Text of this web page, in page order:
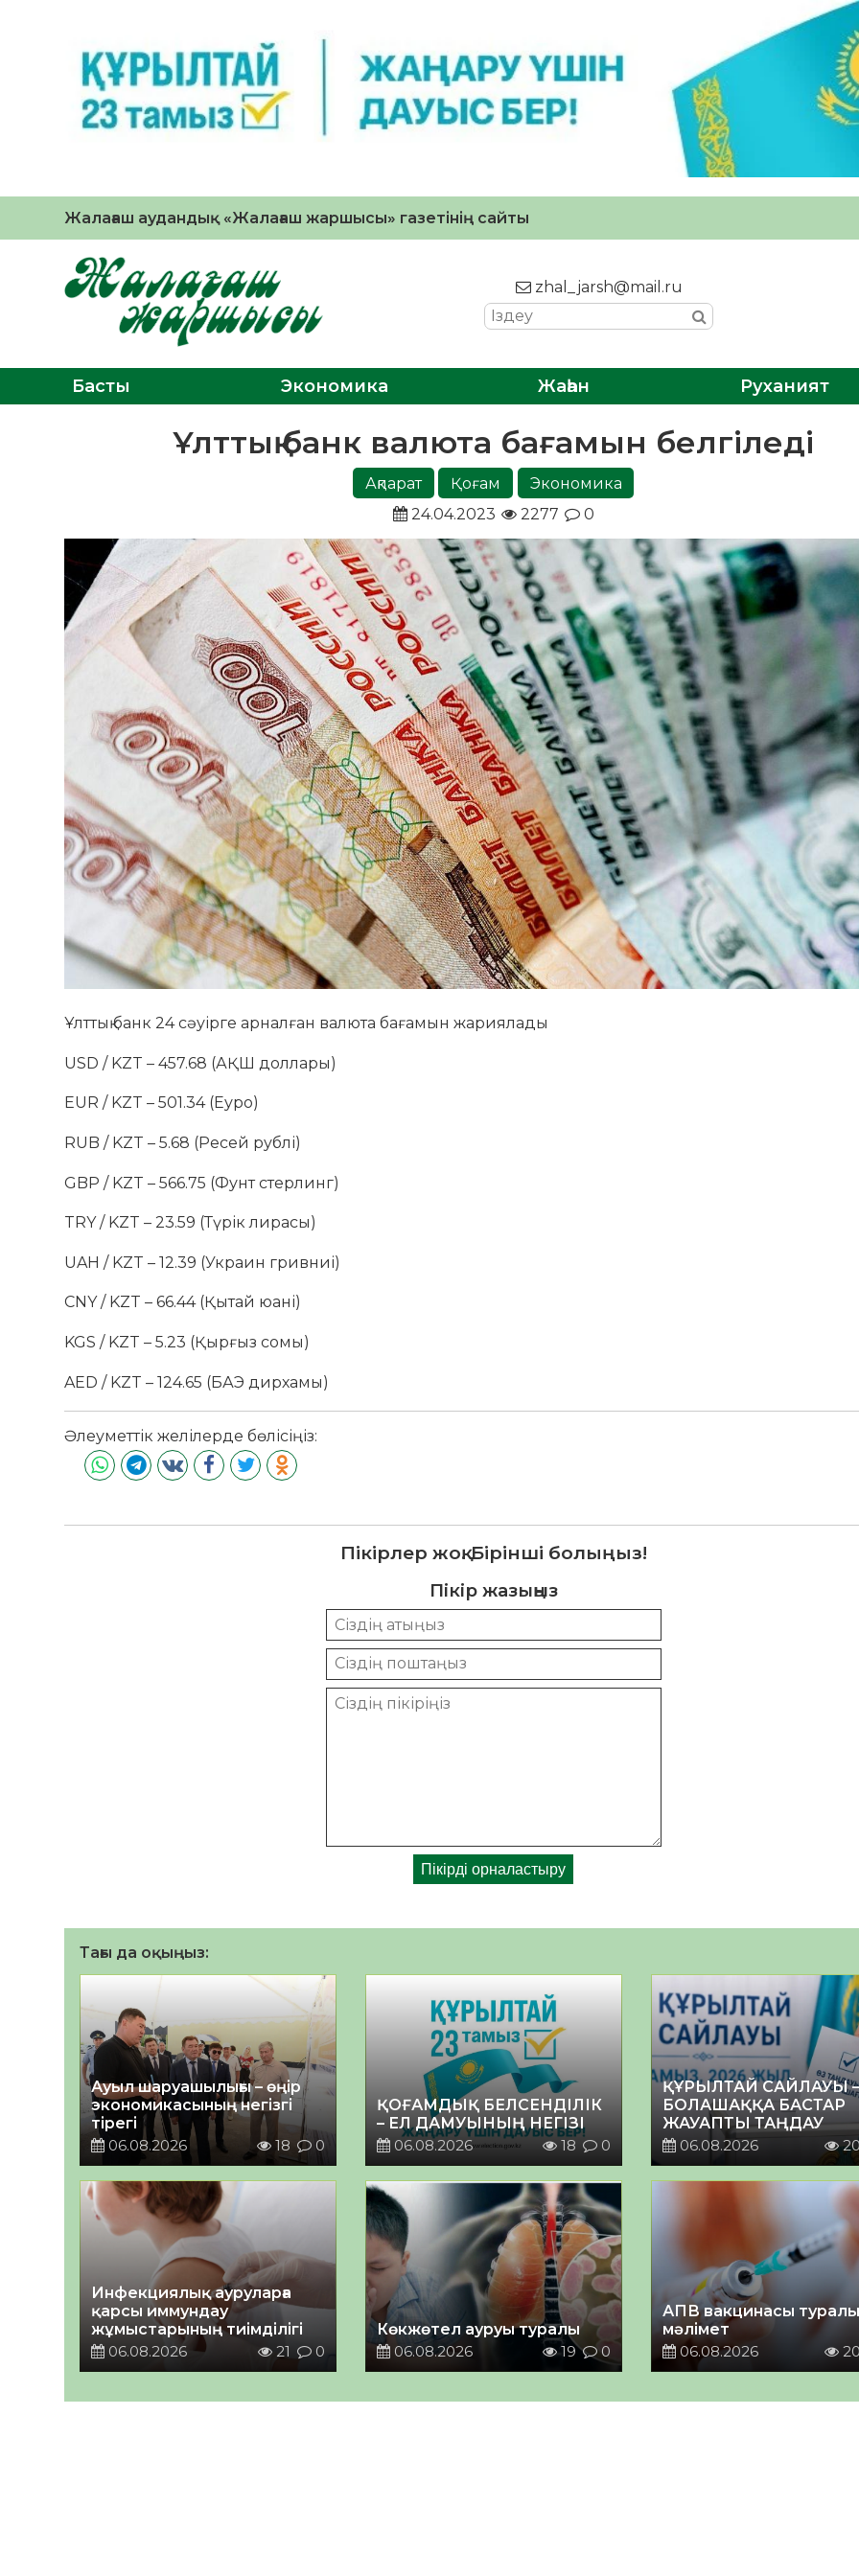
Жалағаш аудандық «Жалағаш жаршысы» газетінің сайты
zhal_jarsh@mail.ru
Басты Экономика Жаһан Руханият
Ұлттық банк валюта бағамын белгіледі
Ақпарат Қоғам
Экономика
24.04.2023
2277 0
Ұлттық банк 24 сәуірге арналған валюта бағамын жариялады
USD / KZT – 457.68 (АҚШ доллары)
EUR / KZT – 501.34 (Еуро)
RUB / KZT – 5.68 (Ресей рублі)
GBP / KZT – 566.75 (Фунт стерлинг)
TRY / KZT – 23.59 (Түрік лирасы)
UAH / KZT – 12.39 (Украин гривниі)
CNY / KZT – 66.44 (Қытай юані)
KGS / KZT – 5.23 (Қырғыз сомы)
AED / KZT – 124.65 (БАЭ дирхамы)
Әлеуметтік желілерде бөлісіңіз:
Пікірлер жоқ. Бірінші болыңыз!
Пікір жазыңыз
Тағы да оқыңыз:
Ауыл шаруашылығы – өңір
экономикасының негізгі
тірегі
06.08.2026
18 0
ҚОҒАМДЫҚ БЕЛСЕНДІЛІК
– ЕЛ ДАМУЫНЫҢ НЕГІЗІ
06.08.2026
18 0
ҚҰРЫЛТАЙ САЙЛАУЫ –
БОЛАШАҚҚА БАСТАР
ЖАУАПТЫ ТАҢДАУ
06.08.2026
20
Инфекциялық ауруларға
қарсы иммундау
жұмыстарының тиімділігі
06.08.2026
21 0
Көкжөтел ауруы туралы
06.08.2026
19 0
АПВ вакцинасы туралы
мәлімет
06.08.2026
20